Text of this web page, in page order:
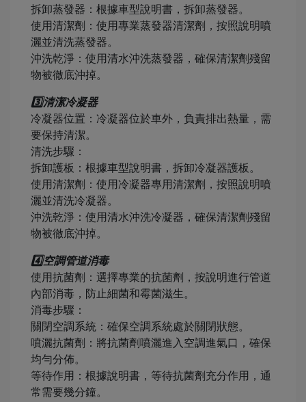
拆卸蒸發器：根據車型說明書，拆卸蒸發器。
使用清潔劑：使用專業蒸發器清潔劑，按照說明噴
灑並清洗蒸發器。
沖洗乾淨：使用清水沖洗蒸發器，確保清潔劑殘留
物被徹底沖掉。
3️⃣清潔冷凝器
冷凝器位置：冷凝器位於車外，負責排出熱量，需
要保持清潔。
清洗步驟：
拆卸護板：根據車型說明書，拆卸冷凝器護板。
使用清潔劑：使用冷凝器專用清潔劑，按照說明噴
灑並清洗冷凝器。
沖洗乾淨：使用清水沖洗冷凝器，確保清潔劑殘留
物被徹底沖掉。
4️⃣空調管道消毒
使用抗菌劑：選擇專業的抗菌劑，按說明進行管道
內部消毒，防止細菌和霉菌滋生。
消毒步驟：
關閉空調系統：確保空調系統處於關閉狀態。
噴灑抗菌劑：將抗菌劑噴灑進入空調進氣口，確保
均勻分佈。
等待作用：根據說明書，等待抗菌劑充分作用，通
常需要幾分鐘。